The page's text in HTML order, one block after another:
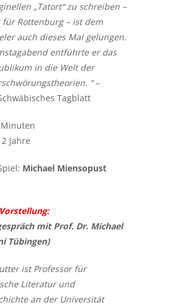
„Tatort“ zu schreiben –
für Rottenburg – ist dem
auch dieses Mal gelungen.
entführte er das
in die Welt der
“–
Tagblatt
Jahre
Michael Miensopust
mit Prof. Dr. Michael
Tübingen)
ist Professor für
Literatur und
an der Universität